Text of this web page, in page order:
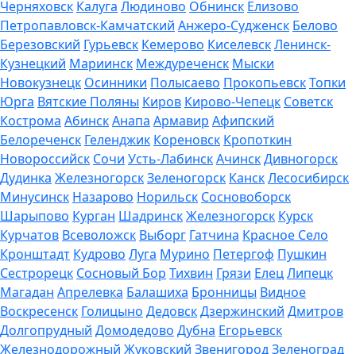
Черняховск Калуга Людиново Обнинск Елизово
Петропавловск-Камчатский Анжеро-Судженск Белово
Березовский Гурьевск Кемерово КиселевскЛенинск-
Кузнецкий Мариинск Междуреченск Мыски
Новокузнецк Осинники Полысаево ПрокопьевскТопки
Юрга Вятские Поляны Киров Кирово-Чепецк Советск
Кострома АбинскАнапа Армавир Афипский
Белореченск Геленджик Кореновск Кропоткин
Новороссийск Сочи Усть-ЛабинскАчинскДивногорск
Дудинка ЖелезногорскЗеленогорск КанскЛесосибирск
Минусинск Назарово Норильск Сосновоборск
Шарыпово Курган ШадринскЖелезногорск Курск
Курчатов Всеволожск Выборг Гатчина Красное Село
Кронштадт Кудрово Луга Мурино Петергоф Пушкин
Сестрорецк Сосновый Бор Тихвин Грязи ЕлецЛипецк
Магадан Апрелевка Балашиха Бронницы Видное
Воскресенск Голицыно ДедовскДзержинский Дмитров
Долгопрудный Домодедово Дубна Егорьевск
Железнодорожный Жуковский ЗвенигородЗеленоград